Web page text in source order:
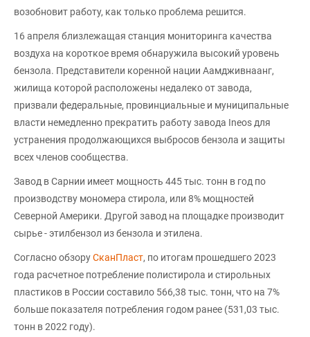
возобновит работу, как только проблема решится.
16 апреля близлежащая станция мониторинга качества
воздуха на короткое время обнаружила высокий уровень
бензола. Представители коренной нации Аамдживнаанг,
жилища которой расположены недалеко от завода,
призвали федеральные, провинциальные и муниципальные
власти немедленно прекратить работу завода Ineos для
устранения продолжающихся выбросов бензола и защиты
всех членов сообщества.
Завод в Сарнии имеет мощность 445 тыс. тонн в год по
производству мономера стирола, или 8% мощностей
Северной Америки. Другой завод на площадке производит
сырье - этилбензол из бензола и этилена.
Согласно обзоруСканПласт, по итогам прошедшего 2023
года расчетное потребление полистирола и стирольных
пластиков в России составило 566,38 тыс. тонн, что на 7%
больше показателя потребления годом ранее (531,03 тыс.
тонн в 2022 году).